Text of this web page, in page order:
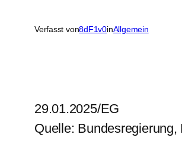
Verfasst von8dF1v0inAllgemein
29.01.2025/EG
Quelle: Bundesregierung,